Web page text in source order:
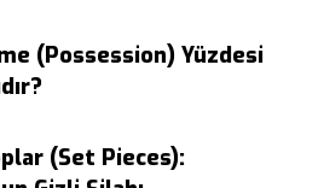
(Possession) Yüzdesi
(Set Pieces):